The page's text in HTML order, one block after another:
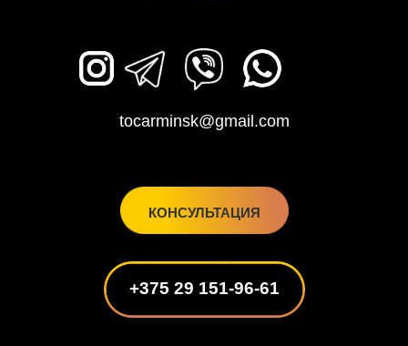
tocarminsk@gmail.com
КОНСУЛЬТАЦИЯ
+375 29 151-96-61